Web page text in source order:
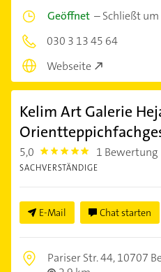
Geöffnet –Schließt
030 3 13 45 64
Webseite
Kelim Art Galerie
5,0 5.0 1 Bewertung
SACHVERSTÄNDIGE
E-Mail Chat starten
Pariser Str. 44,10707